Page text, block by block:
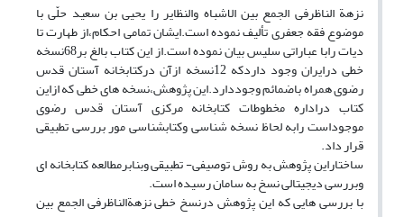
نزهة الناظرفی الجمع بین الاشباه والنظایر را یحیی بن سعید حلّی با
موضوع فقه جعفری تألیف نموده است.ایشان تمامی احکام،از طهارت تا
دیات رابا عباراتی سلیس بیان نموده است.از این کتاب بالغ بر68نسخه
خطی درایران وجود داردکه 12نسخه ازآن درکتابخانه آستان قدس
رضوی همراه باضمائم وجوددارد.این پژوهش،نسخه های خطی که ازاین
کتاب دراداره مخطوطات کتابخانه مرکزی آستان قدس رضوی
موجوداست رابه لحاظ نسخه شناسی وکتابشناسی مور بررسی تطبیقی
قرار داد.
ساختاراین پژوهش به روش توصیفی- تطبیقی وبنابرمطالعه کتابخانه ای
وبررسی دیجیتالی نسخ به سامان رسیده است.
با بررسی هایی که این پژوهش درنسخ خطی نزهةالناظرفی الجمع بین